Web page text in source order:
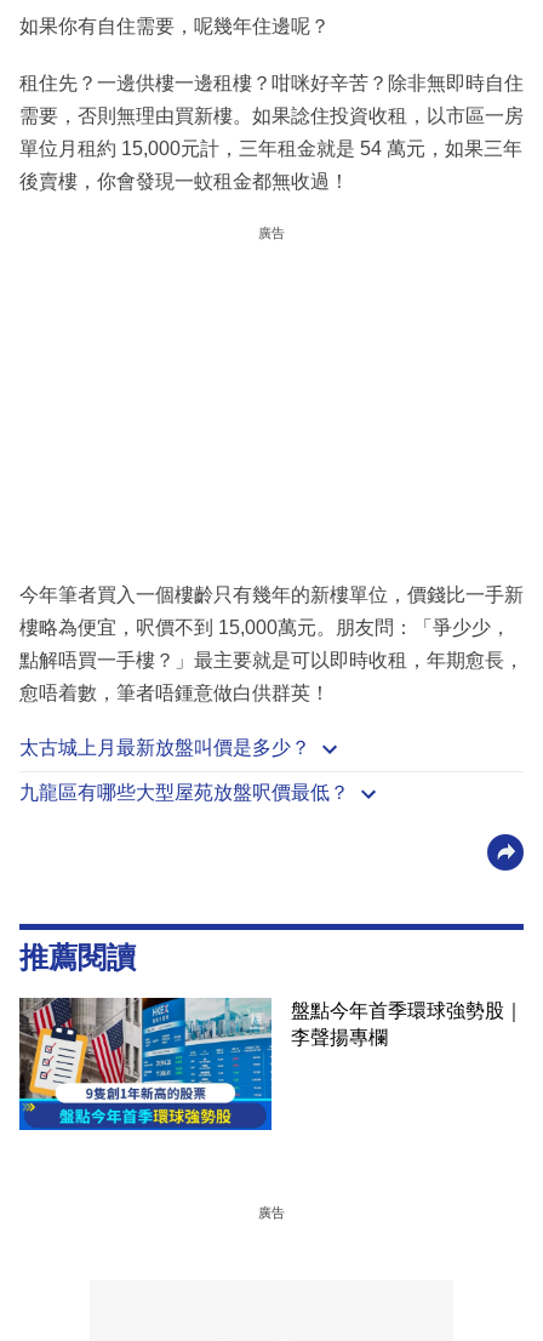
如果你有自住需要，呢幾年住邊呢？
租住先？一邊供樓一邊租樓？咁咪好辛苦？除非無即時自住
需要，否則無理由買新樓。如果諗住投資收租，以市區一房
單位月租約 15,000元計，三年租金就是 54 萬元，如果三年
後賣樓，你會發現一蚊租金都無收過！
廣告
今年筆者買入一個樓齡只有幾年的新樓單位，價錢比一手新
樓略為便宜，呎價不到 15,000萬元。朋友問：「爭少少，
點解唔買一手樓？」最主要就是可以即時收租，年期愈長，
愈唔着數，筆者唔鍾意做白供群英！
太古城上月最新放盤叫價是多少？
九龍區有哪些大型屋苑放盤呎價最低？
推薦閱讀
盤點今年首季環球強勢股｜
李聲揚專欄
廣告